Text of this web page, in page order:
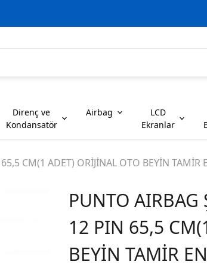
DİRENÇ VE
B SERİSİ ENTEGRELER BOSCH
E SERİSİ ENTEGRELER F SERİSİ
I VE IR SERİSİ ENTEGRELER J SERİSİ
Direnç ve
Kondansatör
Karbon
Airbag
LCD
Ekranlar
CM(1 ADET) ORİJİNAL OTO BEYİN TAMİR
PUNTO AIRBAG
12 PIN 65,5
BEYİN TAMİR